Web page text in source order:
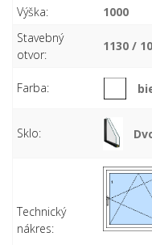
Výška:
1000
Stavebný
otvor:
1130 /
Farba:
Sklo:
Technický
nákres: